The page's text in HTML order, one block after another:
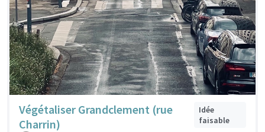
Végétaliser Grandclement (rue
Charrin)
Idée
faisable